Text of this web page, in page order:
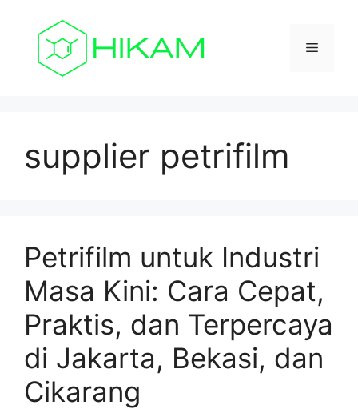
Menu
supplier petrifilm
Petrifilm untuk Industri
Masa Kini: Cara Cepat,
Praktis, dan Terpercaya
di Jakarta, Bekasi, dan
Cikarang